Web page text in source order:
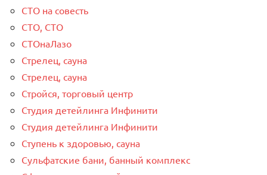
СТО на совесть
СТО, СТО
СТОнаЛазо
Стрелец, сауна
Стрелец, сауна
Стройся, торговый центр
Студия детейлинга Инфинити
Студия детейлинга Инфинити
Ступень к здоровью, сауна
Сульфатские бани, банный комплекс